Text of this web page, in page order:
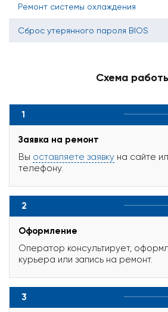
Ремонт системы охлаждения
Сброс утерянного пароля BIOS
Схема
1
Заявка на ремонт
Вы оставляете заявку на сайте
телефону.
2
Оформление
Оператор консультирует,
курьера или запись на ремонт.
3